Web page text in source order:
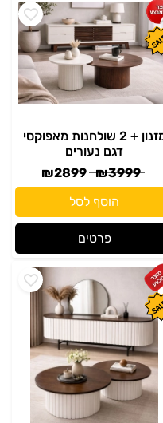
מזנון + 2 שולחנות מאפוקסי
דגם נעורים
₪3999
₪2899
הוסף לסל
פרטים